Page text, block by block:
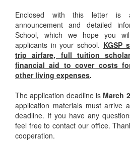
Enclosed with this letter is
announcement and detailed
School, which we hope you
applicants in your school. KGSP
trip airfare, full tuition
financial aid to cover costs
other living expenses.
The application deadline is March
application materials must arrive
deadline. If you have any
feel free to contact our office.
cooperation.